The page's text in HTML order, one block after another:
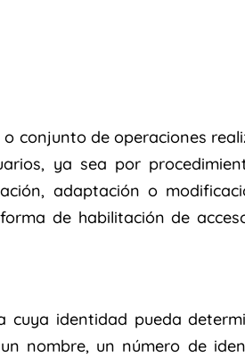
conjunto de operaciones
ya sea por
adaptación o
de habilitación de
identidad pueda
nombre, un número de